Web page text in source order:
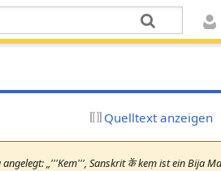
Quelltext anzeigen
angelegt: „'''Kem''', Sanskrit कें keṃ ist ein Bija